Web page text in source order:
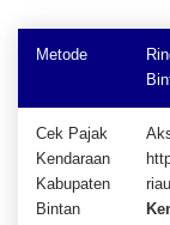
Metode
Cek Pajak
Kendaraan
Kabupaten
Bintan